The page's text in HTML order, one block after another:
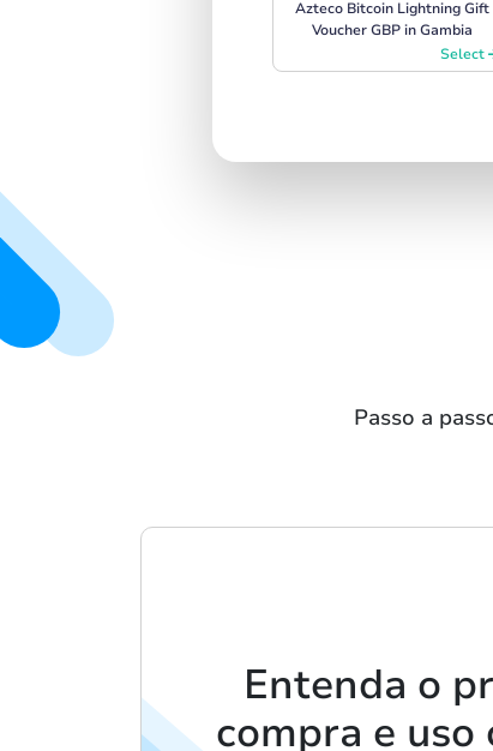
Azteco Bitcoin Lightning Gift
Voucher GBP in Gambia
Select
Passo a
Entenda o
compra e uso